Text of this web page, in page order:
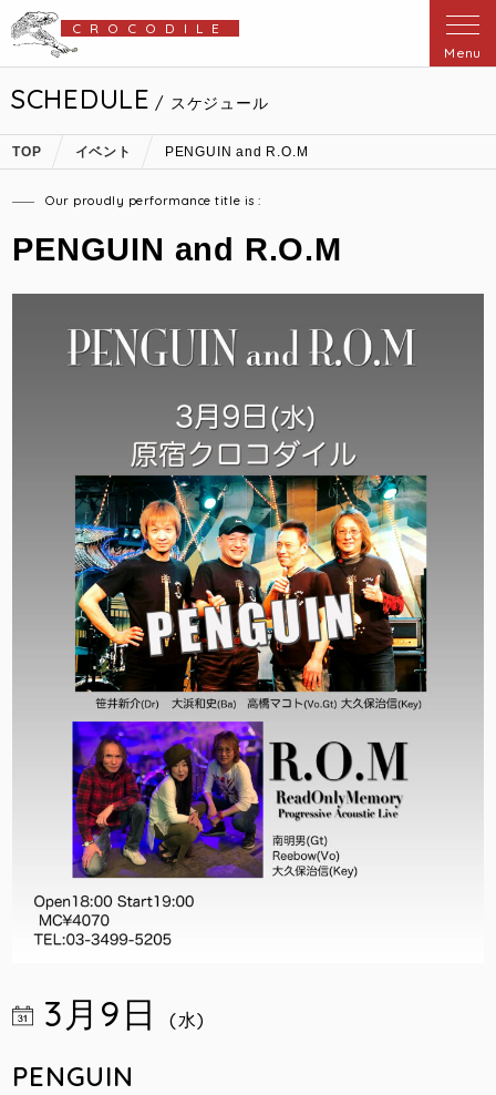
CROCODILE
Menu
SCHEDULE / スケジュール
TOP イベント PENGUIN and R.O.M
Our proudly performance title is :
PENGUIN and R.O.M
3月9日(水)
PENGUIN